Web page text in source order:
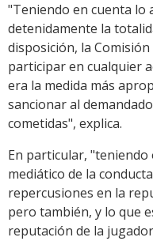
"Teniendo en cuenta
detenidamente la
disposición, la
participar en cualquier
era la medida más
sancionar al
cometidas", explica.
En particular,
mediático de la
repercusiones en la
pero también, y lo que
reputación de la